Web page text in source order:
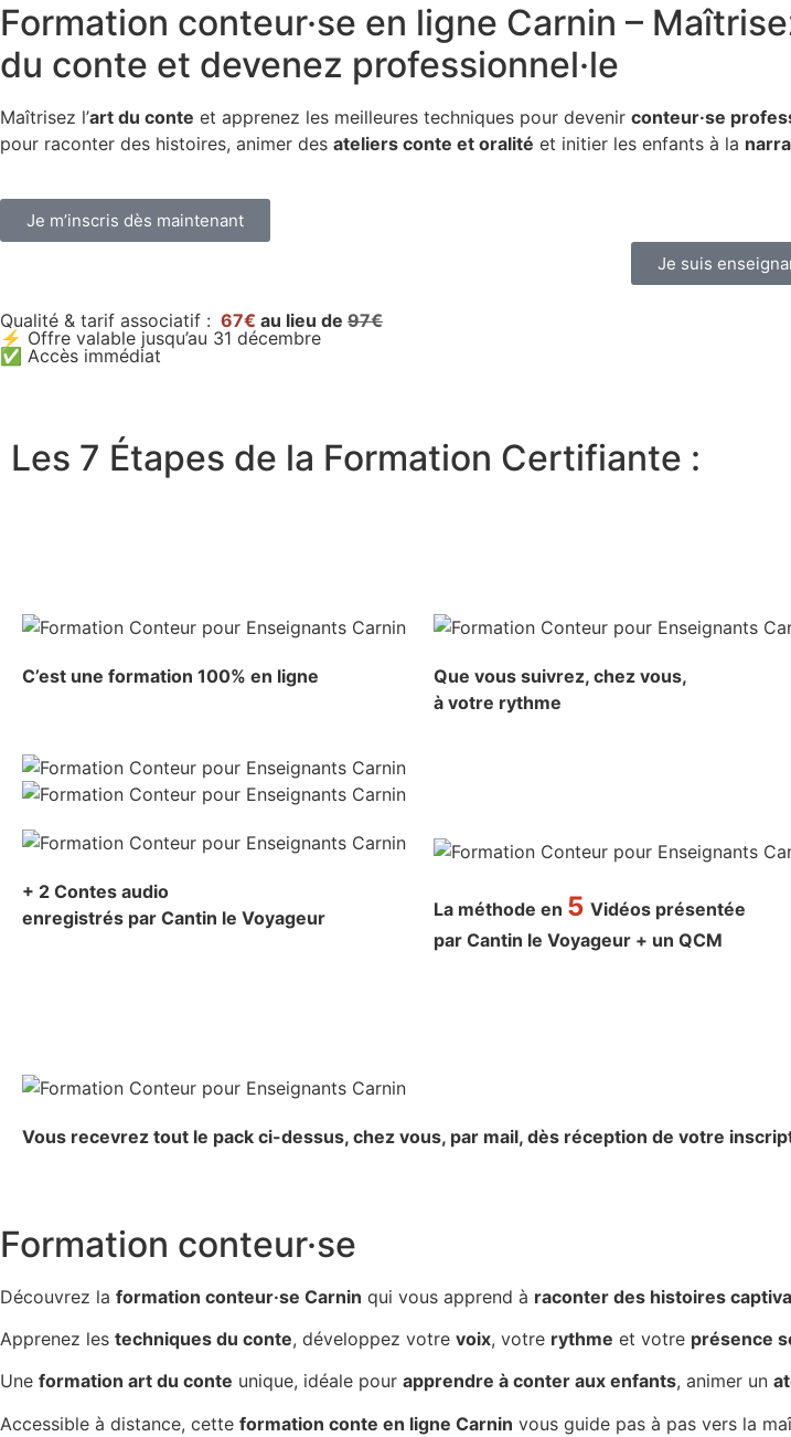
Formation conteur·se en ligne Carnin –
du conte et devenez professionnel·le
Maîtrisez l’art du conte et apprenez les meilleures techniques pour devenir conteur·se
pour raconter des histoires, animer des ateliers conte et oralité et initier les enfants à la
Je m’inscris dès maintenant
Je suis
Qualité & tarif associatif : 67€ au lieu de 97€
⚡ Offre valable jusqu’au 31 décembre
✅ Accès immédiat
Les 7 Étapes de la Formation Certifiante :
C’est une formation 100% en ligne
Que vous suivrez, chez vous,
à votre rythme
+ 2 Contes audio
enregistrés par Cantin le Voyageur
La méthode en 5Vidéos présentée
par Cantin le Voyageur + un QCM
Vous recevrez tout le pack ci-dessus, chez vous, par mail, dès réception de votre
Formation conteur·se
Découvrez la formation conteur·se Carnin qui vous apprend à raconter des histoires
Apprenez les techniques du conte, développez votre voix, votre rythme et votre présence
Une formation art du conte unique, idéale pour apprendre à conter aux enfants, animer un
Accessible à distance, cette formation conte en ligne Carnin vous guide pas à pas vers la